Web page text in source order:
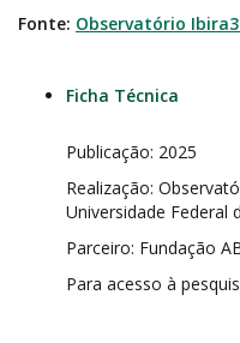
Fonte: Observatório
Ficha Técnica
Publicação: 2025
Realização:
Universidade Federal
Parceiro: Fundação
Para acesso à